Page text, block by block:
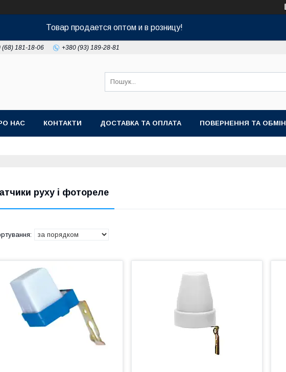
Товар продается оптом и в розницу!
(68) 181-18-06 +380 (93) 189-28-81
НАС КОНТАКТИ ДОСТАВКА ТА ОПЛАТА ПОВЕРНЕННЯ ТА ОБМІН
руху і фотореле